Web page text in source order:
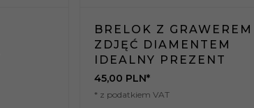
BRELOK Z GRAWEREM
ZDJĘĆ DIAMENTEM
IDEALNY PREZENT
45,00 PLN*
* z podatkiem VAT